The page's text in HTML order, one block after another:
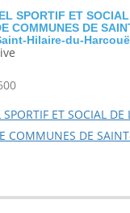
SPORTIF ET
COMMUNES DE
Hilaire-du-
SPORTIF ET SOCIAL DE
COMMUNES DE